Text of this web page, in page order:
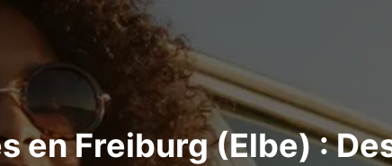
en Freiburg (Elbe) :